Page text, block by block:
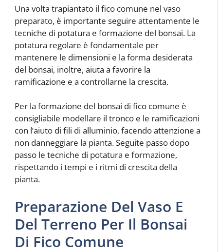
Una volta trapiantato il fico comune nel vaso
preparato, è importante seguire attentamente le
tecniche di potatura e formazione del bonsai. La
potatura regolare è fondamentale per
mantenere le dimensioni e la forma desiderata
del bonsai, inoltre, aiuta a favorire la
ramificazione e a controllarne la crescita.
Per la formazione del bonsai di fico comune è
consigliabile modellare il tronco e le ramificazioni
con l’aiuto di fili di alluminio, facendo attenzione a
non danneggiare la pianta. Seguite passo dopo
passo le tecniche di potatura e formazione,
rispettando i tempi e i ritmi di crescita della
pianta.
Preparazione Del Vaso E
Del Terreno Per Il Bonsai
Di Fico Comune